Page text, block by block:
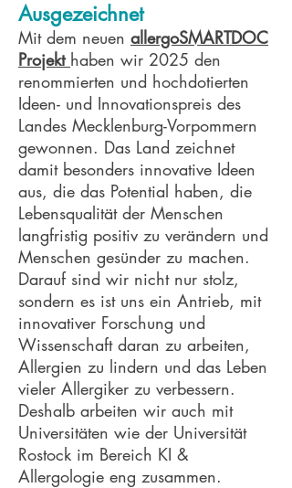
Ausgezeichnet
Mit dem neuen allergoSMARTDOC
Projekt haben wir 2025 den
renommierten und hochdotierten
Ideen- und Innovationspreis des
Landes Mecklenburg-Vorpommern
gewonnen. Das Land zeichnet
damit besonders innovative Ideen
aus, die das Potential haben, die
Lebensqualität der Menschen
langfristig positiv zu verändern und
Menschen gesünder zu machen.
Darauf sind wir nicht nur stolz,
sondern es ist uns ein Antrieb, mit
innovativer Forschung und
Wissenschaft daran zu arbeiten,
Allergien zu lindern und das Leben
vieler Allergiker zu verbessern.
Deshalb arbeiten wir auch mit
Universitäten wie der Universität
Rostock im Bereich KI &
Allergologie eng zusammen.